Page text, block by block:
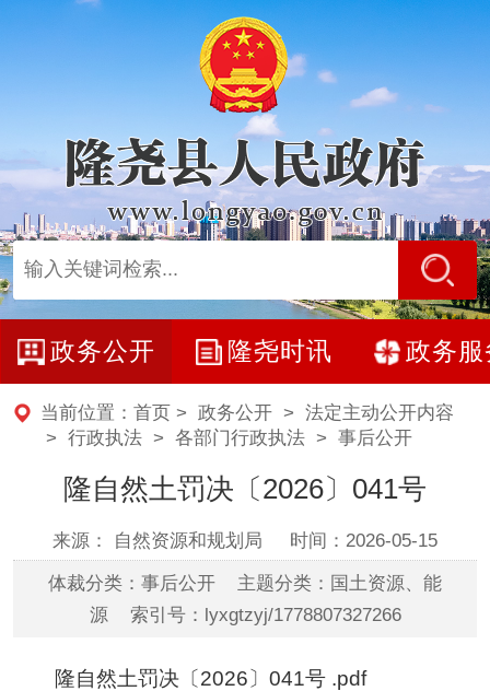
政务公开 隆尧时讯 政务服
当前位置： 首页 > 政务公开> 法定主动公开内容
> 行政执法 > 各部门行政执法> 事后公开
隆自然土罚决〔2026〕041号
来源： 自然资源和规划局 时间：2026-05-15
体裁分类：事后公开 主题分类：国土资源、能
源 索引号：lyxgtzyj/1778807327266
隆自然土罚决〔2026〕041号 .pdf